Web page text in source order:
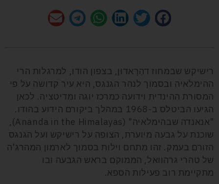
רישיקש שבמחוז דהְרָאדוּן, בצפון הודו, למרגלות הרי
ההימלאיה ובסמוך לנהר הגנגס, היא עיר קדושה על פי
המסורת ההינדית וידועה כמרכז יוגה ומדיטציה. לכאן
הגיעו הביטלס ב-1968 במהלך ביקורם הידוע בהודו.
"אנאנדה שבהימלאיה" (Ananda in the Himalayas),
שוכנת על גבעה מיוערת, הצופה על רישיקש ועל הגנגס
הזורם בעמק. זהו מתחם וילות בסמוך לארמון המהרג'ה
של טהרי גרהוואל, הממוקם בראש הגבעה ובו
מתקיימת רוב פעילות הספא.